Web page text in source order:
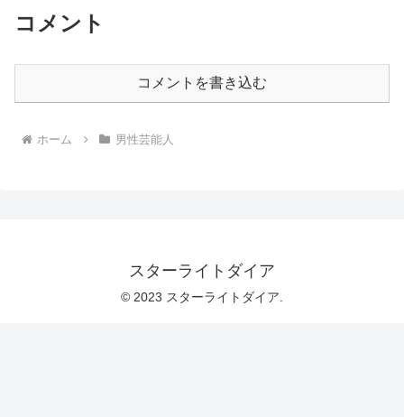
コメント
コメントを書き込む
ホーム 男性芸能人
スターライトダイア
© 2023 スターライトダイア.